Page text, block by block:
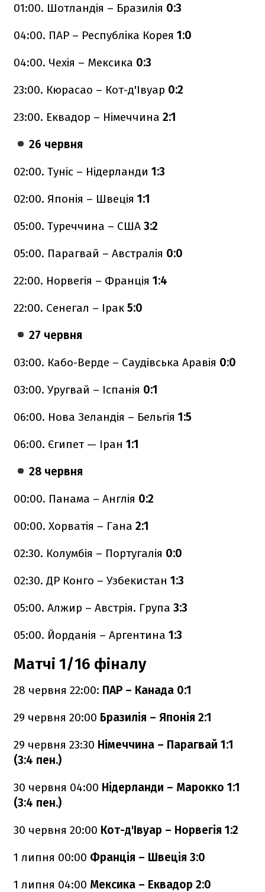
01:00. Шотландія – Бразилія 0:3
04:00. ПАР – Республіка Корея 1:0
04:00. Чехія – Мексика 0:3
23:00. Кюрасао – Кот-д'Івуар 0:2
23:00. Еквадор – Німеччина 2:1
26 червня
02:00. Туніс – Нідерланди 1:3
02:00. Японія – Швеція 1:1
05:00. Туреччина – США 3:2
05:00. Парагвай – Австралія 0:0
22:00. Норвегія – Франція 1:4
22:00. Сенегал – Ірак 5:0
27 червня
03:00. Кабо-Верде – Саудівська Аравія 0:0
03:00. Уругвай – Іспанія 0:1
06:00. Нова Зеландія – Бельгія 1:5
06:00. Єгипет — Іран 1:1
28 червня
00:00. Панама – Англія 0:2
00:00. Хорватія – Гана 2:1
02:30. Колумбія – Португалія 0:0
02:30. ДР Конго – Узбекистан 1:3
05:00. Алжир – Австрія. Група 3:3
05:00. Йорданія – Аргентина 1:3
Матчі 1/16 фіналу
28 червня 22:00: ПАР – Канада 0:1
29 червня 20:00 Бразилія – Японія 2:1
29 червня 23:30 Німеччина – Парагвай 1:1
(3:4 пен.)
30 червня 04:00 Нідерланди – Марокко 1:1
(3:4 пен.)
30 червня 20:00 Кот-д'Івуар – Норвегія 1:2
1 липня 00:00 Франція – Швеція 3:0
1 липня 04:00 Мексика – Еквадор 2:0